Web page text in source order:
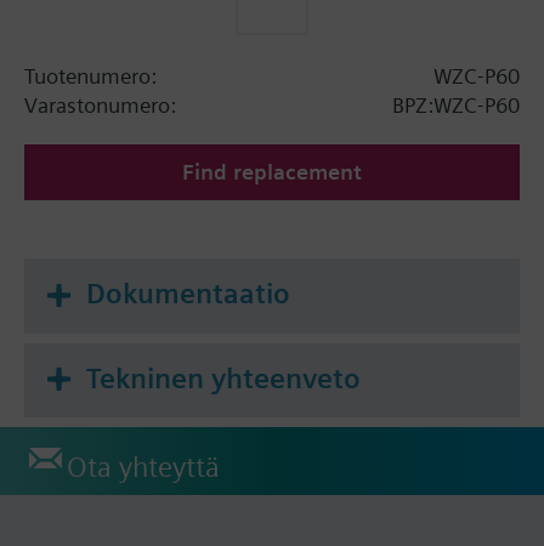
Schnittstelle zur Anbindung eines M-Bus-Netzes an
BPS- oder PX-Automationsstationen.
Tuotenumero:
WZC-P60
Varastonumero:
BPZ:WZC-P60
Find replacement
Dokumentaatio
Tekninen yhteenveto
Ota yhteyttä